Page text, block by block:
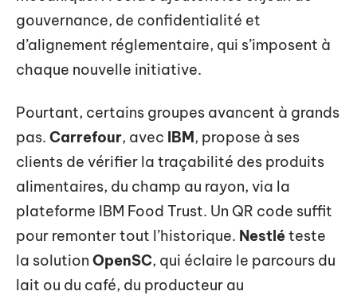
gouvernance, de confidentialité et
d’alignement réglementaire, qui s’imposent à
chaque nouvelle initiative.
Pourtant, certains groupes avancent à grands
pas. Carrefour, avec IBM, propose à ses
clients de vérifier la traçabilité des produits
alimentaires, du champ au rayon, via la
plateforme IBM Food Trust. Un QR code suffit
pour remonter tout l’historique. Nestléteste
la solution OpenSC, qui éclaire le parcours du
lait ou du café, du producteur au